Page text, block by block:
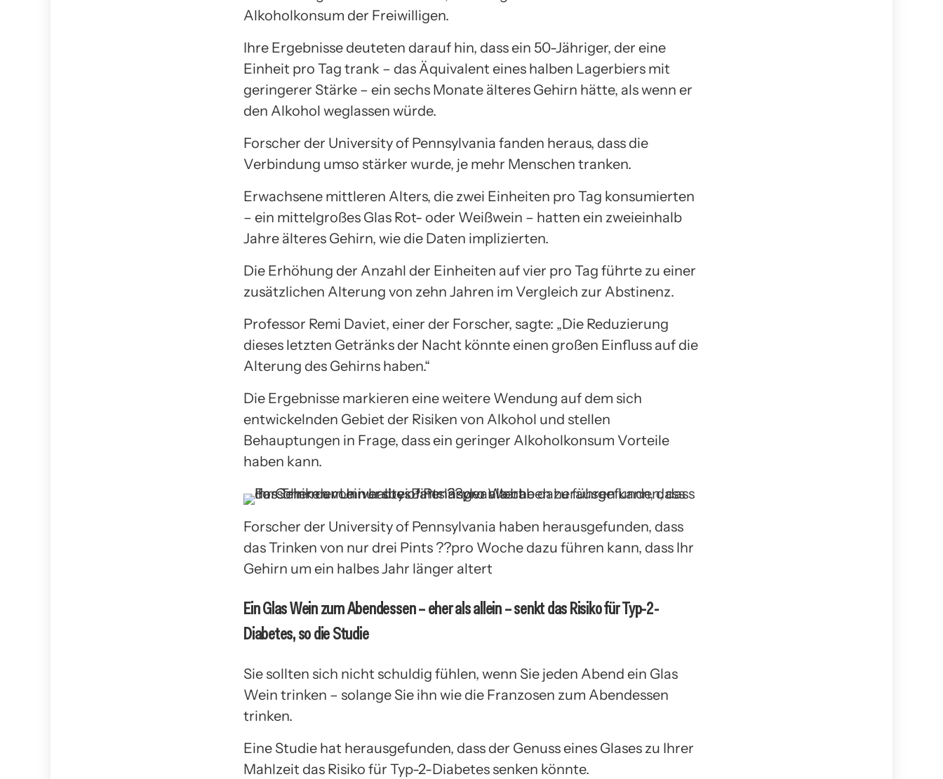
Alkoholkonsum der Freiwilligen.
Ihre Ergebnisse deuteten darauf hin, dass ein 50-Jähriger, der eine
Einheit pro Tag trank – das Äquivalent eines halben Lagerbiers mit
geringerer Stärke – ein sechs Monate älteres Gehirn hätte, als wenn er
den Alkohol weglassen würde.
Forscher der University of Pennsylvania fanden heraus, dass die
Verbindung umso stärker wurde, je mehr Menschen tranken.
Erwachsene mittleren Alters, die zwei Einheiten pro Tag konsumierten
– ein mittelgroßes Glas Rot- oder Weißwein – hatten ein zweieinhalb
Jahre älteres Gehirn, wie die Daten implizierten.
Die Erhöhung der Anzahl der Einheiten auf vier pro Tag führte zu einer
zusätzlichen Alterung von zehn Jahren im Vergleich zur Abstinenz.
Professor Remi Daviet, einer der Forscher, sagte: „Die Reduzierung
dieses letzten Getränks der Nacht könnte einen großen Einfluss auf die
Alterung des Gehirns haben.“
Die Ergebnisse markieren eine weitere Wendung auf dem sich
entwickelnden Gebiet der Risiken von Alkohol und stellen
Behauptungen in Frage, dass ein geringer Alkoholkonsum Vorteile
haben kann.
Forscher der University of Pennsylvania haben herausgefunden, dass
das Trinken von nur drei Pints ??pro Woche dazu führen kann, dass Ihr
Gehirn um ein halbes Jahr länger altert
Ein Glas Wein zum Abendessen – eher als allein – senkt das Risiko für Typ-2-
Diabetes, so die Studie
Sie sollten sich nicht schuldig fühlen, wenn Sie jeden Abend ein Glas
Wein trinken – solange Sie ihn wie die Franzosen zum Abendessen
trinken.
Eine Studie hat herausgefunden, dass der Genuss eines Glases zu Ihrer
Mahlzeit das Risiko für Typ-2-Diabetes senken könnte.